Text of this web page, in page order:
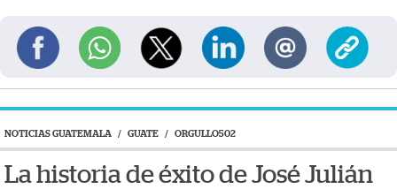
NOTICIAS GUATEMALA / GUATE / ORGULLO502
La historia de éxito de José Julián